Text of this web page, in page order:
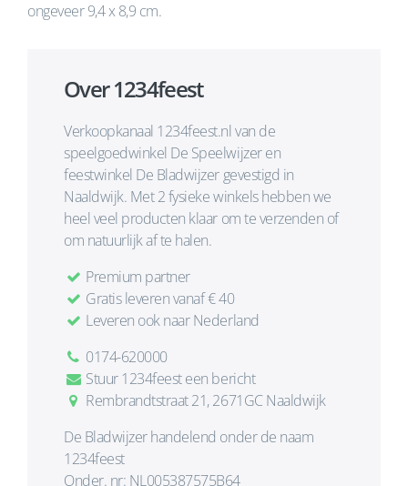
ongeveer 9,4 x 8,9 cm.
Over 1234feest
Verkoopkanaal 1234feest.nl van de
speelgoedwinkel De Speelwijzer en
feestwinkel De Bladwijzer gevestigd in
Naaldwijk. Met 2 fysieke winkels hebben we
heel veel producten klaar om te verzenden of
om natuurlijk af te halen.
Premium partner
Gratis leveren vanaf € 40
Leveren ook naar Nederland
0174-620000
Stuur 1234feest een bericht
Rembrandtstraat 21, 2671GC Naaldwijk
De Bladwijzer handelend onder de naam
1234feest
Onder. nr: NL005387575B64